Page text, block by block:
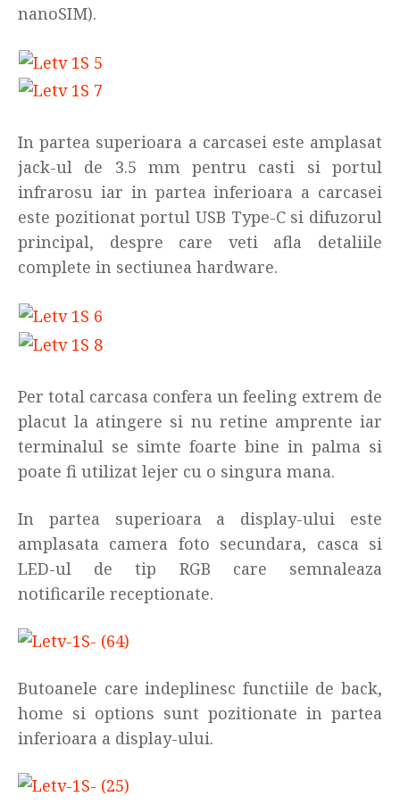
nanoSIM).
In partea superioara a carcasei este amplasat
jack-ul de 3.5 mm pentru casti si portul
infrarosu iar in partea inferioara a carcasei
este pozitionat portul USB Type-C si difuzorul
principal, despre care veti afla detaliile
complete in sectiunea hardware.
Per total carcasa confera un feeling extrem de
placut la atingere si nu retine amprente iar
terminalul se simte foarte bine in palma si
poate fi utilizat lejer cu o singura mana.
In partea superioara a display-ului este
amplasata camera foto secundara, casca si
LED-ul de tip RGB care semnaleaza
notificarile receptionate.
Butoanele care indeplinesc functiile de back,
home si options sunt pozitionate in partea
inferioara a display-ului.